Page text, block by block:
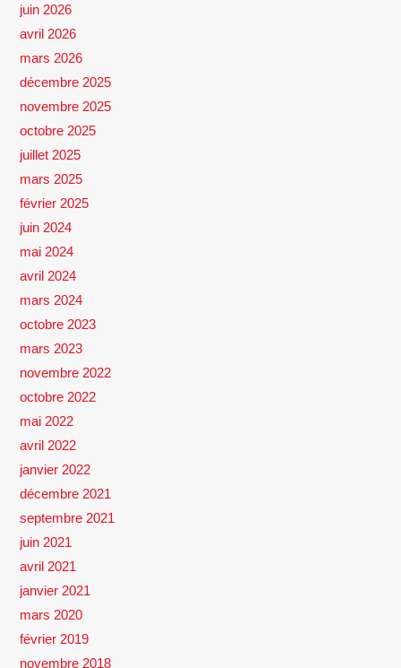
juin 2026
avril 2026
mars 2026
décembre 2025
novembre 2025
octobre 2025
juillet 2025
mars 2025
février 2025
juin 2024
mai 2024
avril 2024
mars 2024
octobre 2023
mars 2023
novembre 2022
octobre 2022
mai 2022
avril 2022
janvier 2022
décembre 2021
septembre 2021
juin 2021
avril 2021
janvier 2021
mars 2020
février 2019
novembre 2018